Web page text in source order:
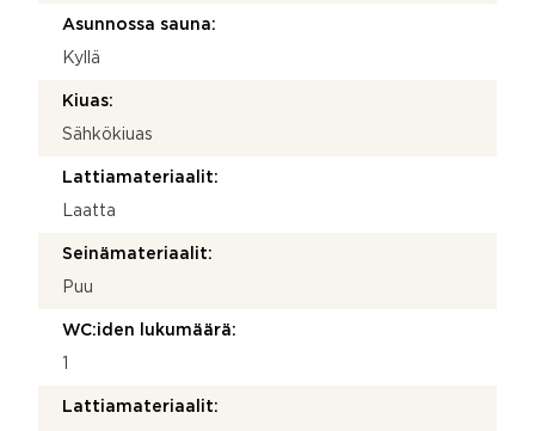
Asunnossa sauna:
Kyllä
Kiuas:
Sähkökiuas
Lattiamateriaalit:
Laatta
Seinämateriaalit:
Puu
WC:iden lukumäärä:
Lattiamateriaalit: